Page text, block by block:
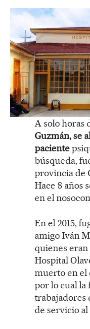
A solo horas
Guzmán, se
paciente
búsqueda,
provincia de
Hace 8 años
en el
En el 2015,
amigo Iván
quienes
Hospital
muerto en el
por lo cual la
trabajadores
de servicio